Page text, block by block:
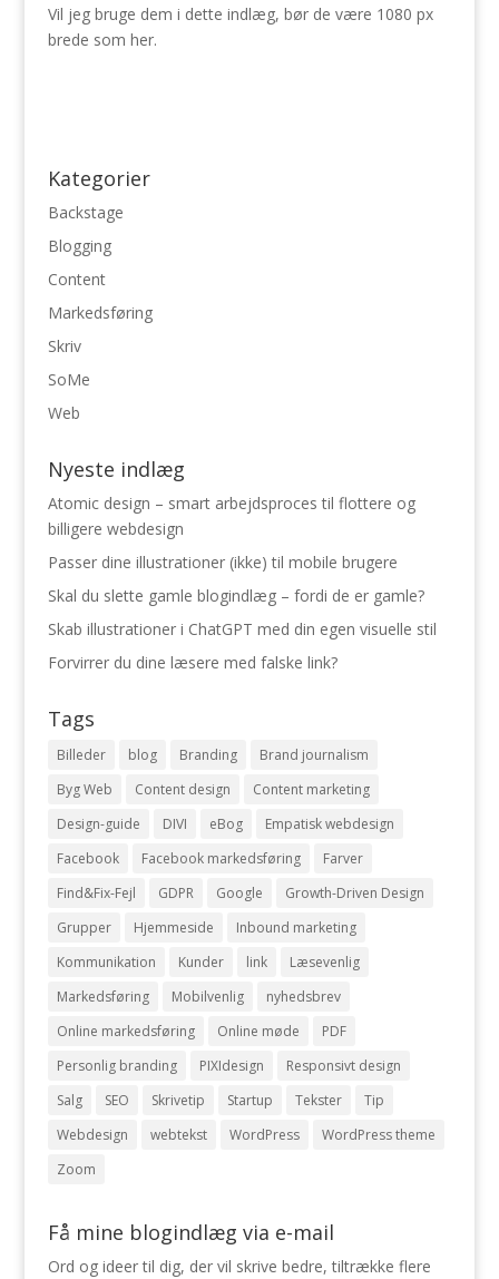
Vil jeg bruge dem i dette indlæg, bør de være 1080 px
brede som her.
Kategorier
Backstage
Blogging
Content
Markedsføring
Skriv
SoMe
Web
Nyeste indlæg
Atomic design – smart arbejdsproces til flottere og
billigere webdesign
Passer dine illustrationer (ikke) til mobile brugere
Skal du slette gamle blogindlæg – fordi de er gamle?
Skab illustrationer i ChatGPT med din egen visuelle stil
Forvirrer du dine læsere med falske link?
Tags
Billeder blog Branding
Brand journalism
Byg Web
Content design
Content marketing
Design-guide
DIVI eBog
Empatisk webdesign
Facebook
Facebook markedsføring
Farver
Find&Fix-Fejl
GDPR Google
Growth-Driven Design
Grupper
Hjemmeside
Inbound marketing
Kommunikation
Kunder link
Læsevenlig
Markedsføring
Mobilvenlig
nyhedsbrev
Online markedsføring
Online møde
PDF
Personlig branding
PIXIdesign
Responsivt design
Salg
SEO Skrivetip Startup Tekster
Tip
Webdesign
webtekst WordPress
WordPress theme
Zoom
Få mine blogindlæg via e-mail
Ord og ideer til dig, der vil skrive bedre, tiltrække flere